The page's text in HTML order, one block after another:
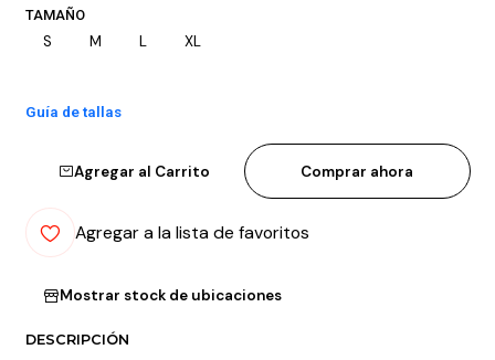
TAMAÑO
S M L XL
Guía de tallas
Agregar al Carrito Comprar ahora
Agregar a la lista de favoritos
Mostrar stock de ubicaciones
DESCRIPCIÓN